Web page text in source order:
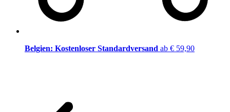
Belgien: Kostenloser Standardversand ab € 59,90